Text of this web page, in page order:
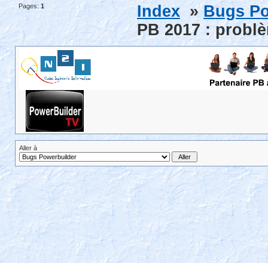
Pages: 1 Index »Bugs
PB 2017 :
Aller à